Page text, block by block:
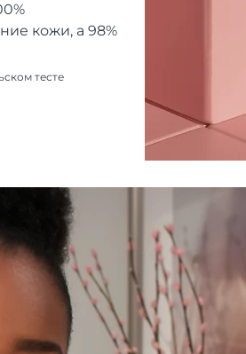
кожи, а 98%
тесте